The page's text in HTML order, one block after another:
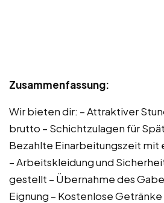
Zusammenfassung:
Wir bieten dir: – Attraktiver
brutto – Schichtzulagen für
Bezahlte Einarbeitungszeit mit
– Arbeitskleidung und
gestellt – Übernahme des
Eignung – Kostenlose Getränke